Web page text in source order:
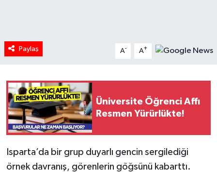
Paylaş A- A+
Üniversite Öğrenci Affı
Resmen Yürürlükte!
Isparta’da bir grup duyarlı gencin sergilediği
örnek davranış, görenlerin göğsünü kabarttı.
Tarihi Yapılarımız
Teknoloji
Türkiye
Yerel